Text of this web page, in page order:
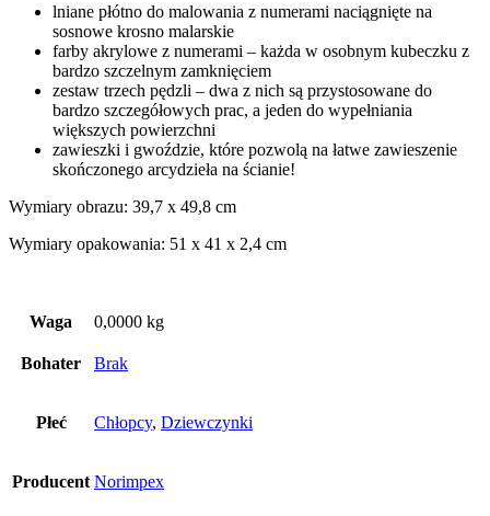
lniane płótno do malowania z numerami naciągnięte na
sosnowe krosno malarskie
farby akrylowe z numerami – każda w osobnym kubeczku z
bardzo szczelnym zamknięciem
zestaw trzech pędzli – dwa z nich są przystosowane do
bardzo szczegółowych prac, a jeden do wypełniania
większych powierzchni
zawieszki i gwoździe, które pozwolą na łatwe zawieszenie
skończonego arcydzieła na ścianie!
Wymiary obrazu: 39,7 x 49,8 cm
Wymiary opakowania: 51 x 41 x 2,4 cm
Waga 0,0000 kg
Bohater Brak
Płeć Chłopcy, Dziewczynki
Producent Norimpex